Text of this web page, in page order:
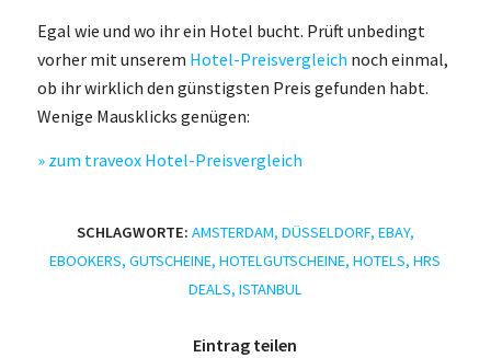
Egal wie und wo ihr ein Hotel bucht. Prüft unbedingt
vorher mit unserem Hotel-Preisvergleich noch einmal,
ob ihr wirklich den günstigsten Preis gefunden habt.
Wenige Mausklicks genügen:
» zum traveox Hotel-Preisvergleich
SCHLAGWORTE: AMSTERDAM, DÜSSELDORF, EBAY,
EBOOKERS,GUTSCHEINE,HOTELGUTSCHEINE,HOTELS,HRS
DEALS, ISTANBUL
Eintrag teilen